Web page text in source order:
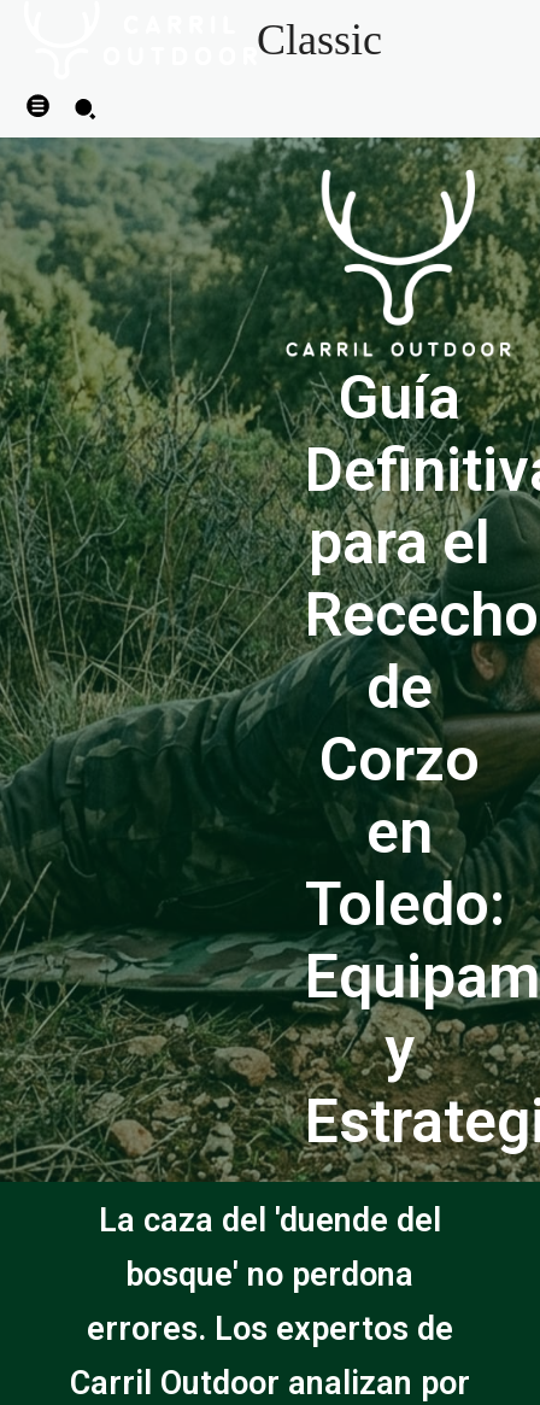
Classic
Guía
para el
Rececho
de
Corzo
en
Toledo:
y
La caza del 'duende del
bosque' no perdona
errores. Los expertos de
Carril Outdoor analizan por